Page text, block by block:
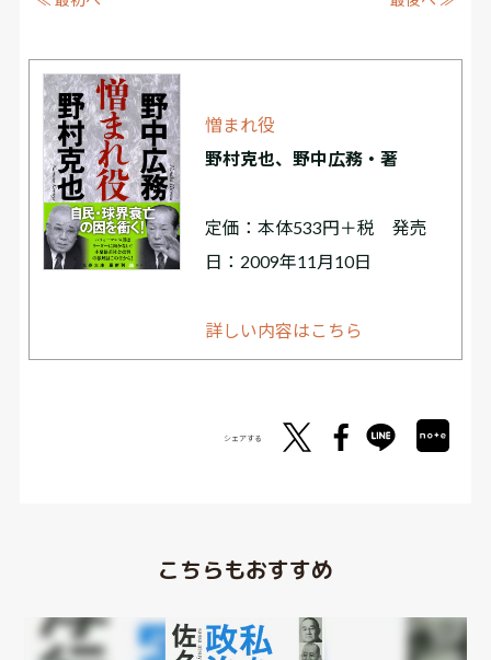
憎まれ役
野村克也、野中広務・著
定価：本体533円＋税 発売
日：2009年11月10日
詳しい内容はこちら
シェアする
こちらもおすすめ